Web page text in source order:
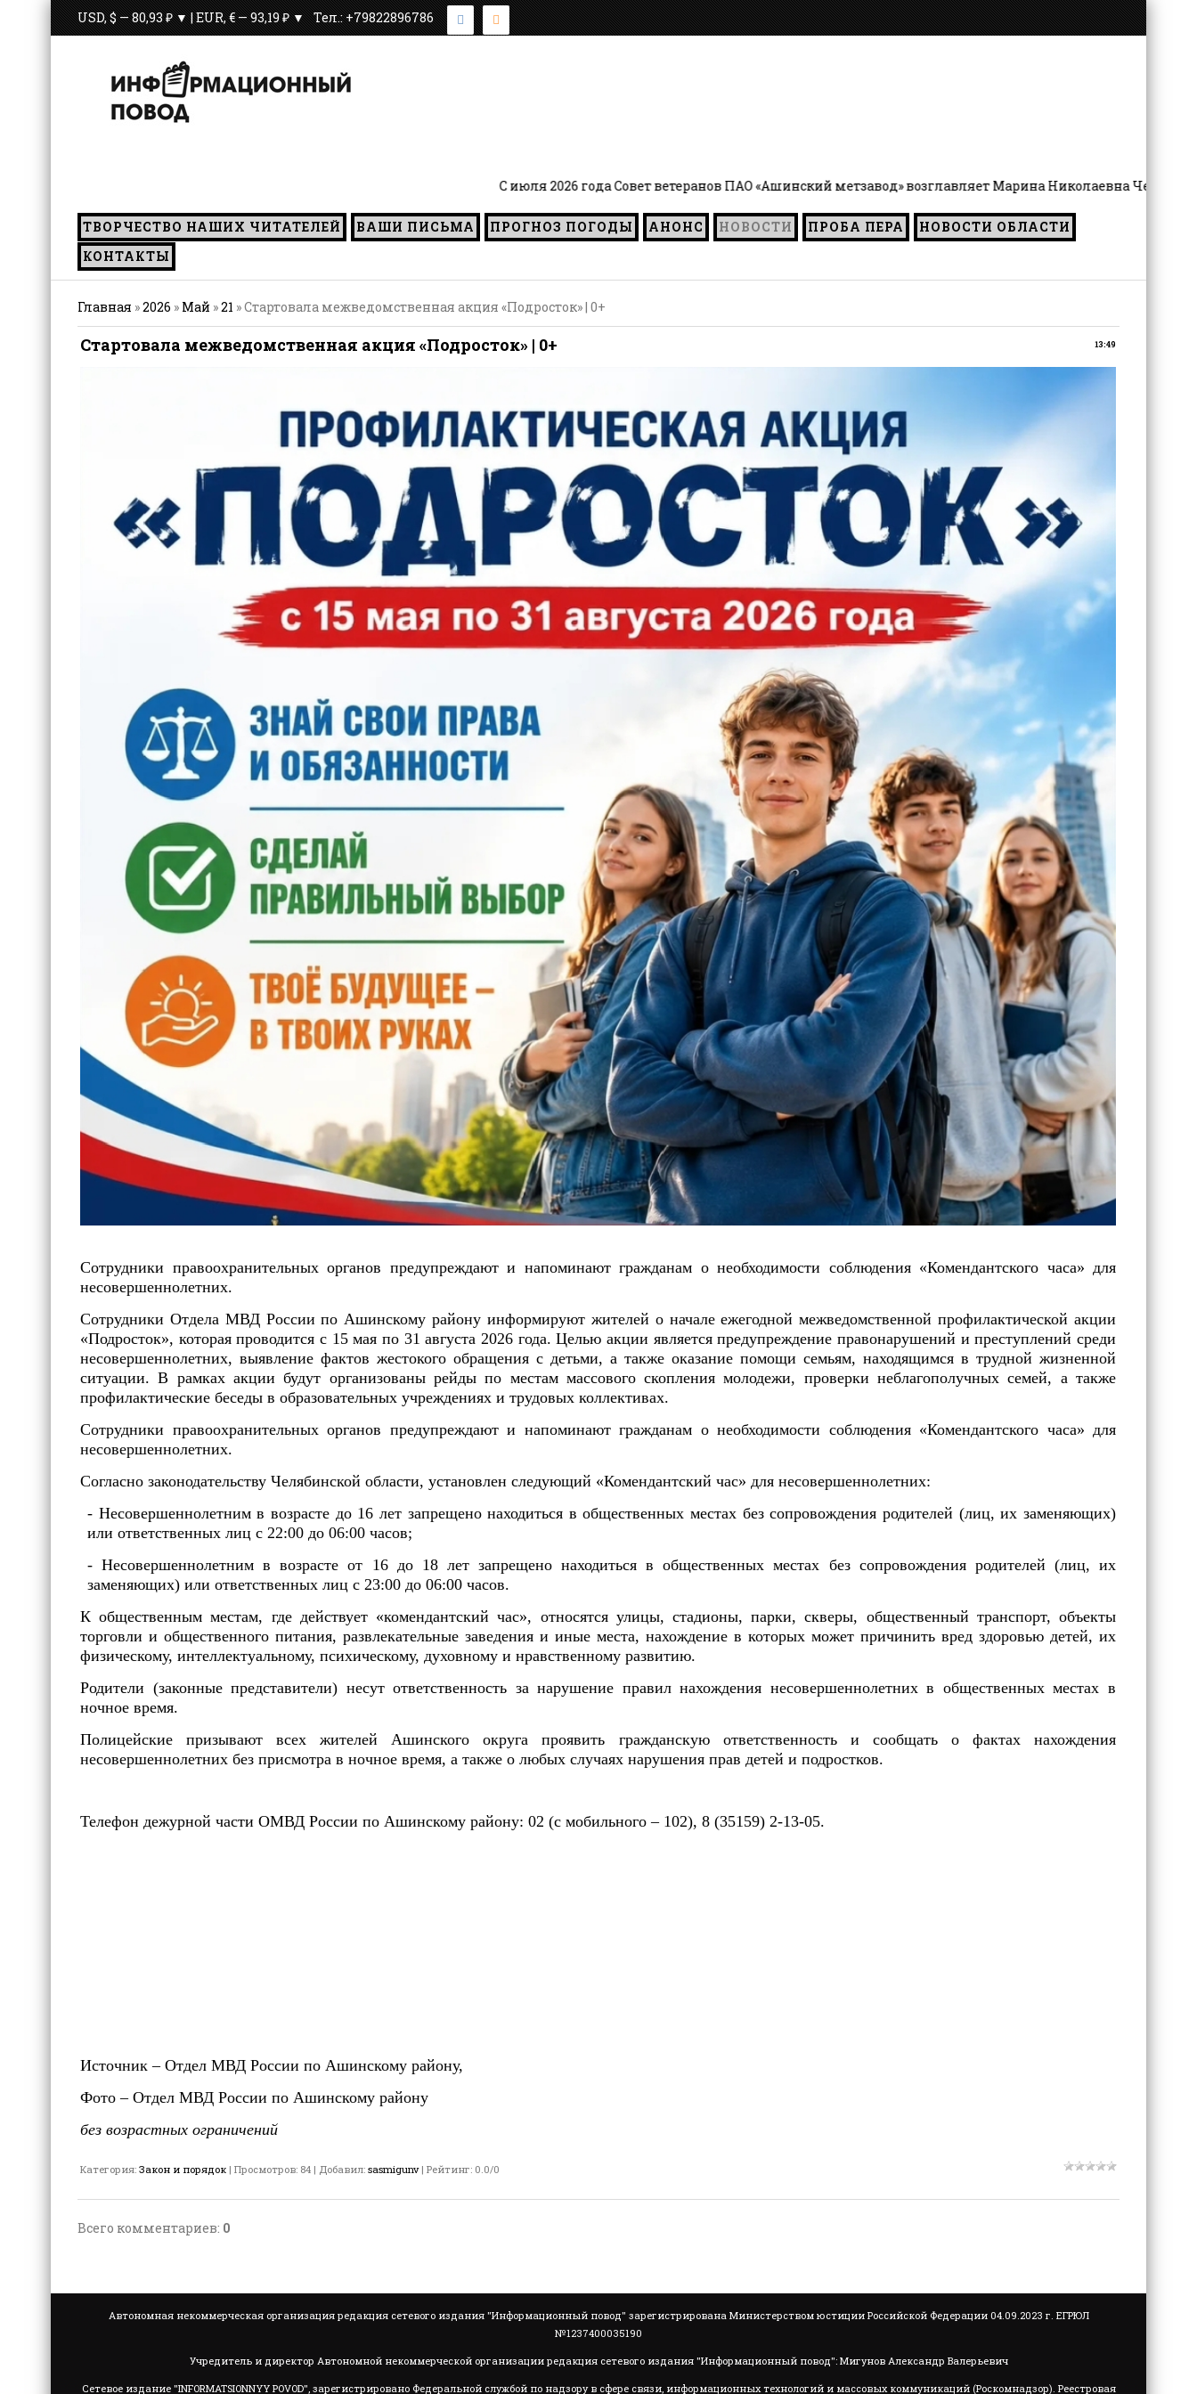
USD, $ — 80,93 ₽ ▼ | EUR, € — 93,19 ₽ ▼ Тел.: +79822896786
С июля 2026 года Совет ветеранов ПАО «Ашинский метзавод» возглавляет Марина Николаевна Чернятьева
ТВОРЧЕСТВО НАШИХ ЧИТАТЕЛЕЙ ВАШИ ПИСЬМА ПРОГНОЗ ПОГОДЫ АНОНС НОВОСТИ ПРОБА ПЕРА
НОВОСТИ ОБЛАСТИ
КОНТАКТЫ
Главная »2026 » Май »21 » Стартовала межведомственная акция «Подросток» | 0+
13:49
Стартовала межведомственная акция «Подросток» | 0+
Сотрудники правоохранительных органов предупреждают и напоминают гражданам о необходимости соблюдения «Комендантского часа» для
несовершеннолетних.
Сотрудники Отдела МВД России по Ашинскому району информируют жителей о начале ежегодной межведомственной профилактической акции
«Подросток», которая проводится с 15 мая по 31 августа 2026 года. Целью акции является предупреждение правонарушений и преступлений среди
несовершеннолетних, выявление фактов жестокого обращения с детьми, а также оказание помощи семьям, находящимся в трудной жизненной
ситуации. В рамках акции будут организованы рейды по местам массового скопления молодежи, проверки неблагополучных семей, а также
профилактические беседы в образовательных учреждениях и трудовых коллективах.
Сотрудники правоохранительных органов предупреждают и напоминают гражданам о необходимости соблюдения «Комендантского часа» для
несовершеннолетних.
Согласно законодательству Челябинской области, установлен следующий «Комендантский час» для несовершеннолетних:
- Несовершеннолетним в возрасте до 16 лет запрещено находиться в общественных местах без сопровождения родителей (лиц, их заменяющих)
или ответственных лиц с 22:00 до 06:00 часов;
- Несовершеннолетним в возрасте от 16 до 18 лет запрещено находиться в общественных местах без сопровождения родителей (лиц, их
заменяющих) или ответственных лиц с 23:00 до 06:00 часов.
К общественным местам, где действует «комендантский час», относятся улицы, стадионы, парки, скверы, общественный транспорт, объекты
торговли и общественного питания, развлекательные заведения и иные места, нахождение в которых может причинить вред здоровью детей, их
физическому, интеллектуальному, психическому, духовному и нравственному развитию.
Родители (законные представители) несут ответственность за нарушение правил нахождения несовершеннолетних в общественных местах в
ночное время.
Полицейские призывают всех жителей Ашинского округа проявить гражданскую ответственность и сообщать о фактах нахождения
несовершеннолетних без присмотра в ночное время, а также о любых случаях нарушения прав детей и подростков.
Телефон дежурной части ОМВД России по Ашинскому району: 02 (с мобильного – 102), 8 (35159) 2-13-05.
Источник – Отдел МВД России по Ашинскому району,
Фото – Отдел МВД России по Ашинскому району
без возрастных ограничений
Категория: Закон и порядок | Просмотров: 84 | Добавил: sasmigunv | Рейтинг: 0.0/0
Всего комментариев: 0
Автономная некоммерческая организация редакция сетевого издания "Информационный повод" зарегистрирована Министерством юстиции Российской Федерации 04.09.2023 г. ЕГРЮЛ
№1237400035190
Учредитель и директор Автономной некоммерческой организации редакция сетевого издания "Информационный повод": Мигунов Александр Валерьевич
Сетевое издание "INFORMATSIONNYY POVOD", зарегистрировано Федеральной службой по надзору в сфере связи, информационных технологий и массовых коммуникаций (Роскомнадзор). Реестровая